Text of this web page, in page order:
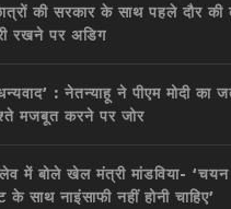
की सरकार के साथ पहले दौर की
रखने पर अडिग
: नेतन्याहू ने पीएम मोदी का
मजबूत करने पर जोर
में बोले खेल मंत्री मांडविया- ‘चयन
के साथ नाइंसाफी नहीं होनी चाहिए’